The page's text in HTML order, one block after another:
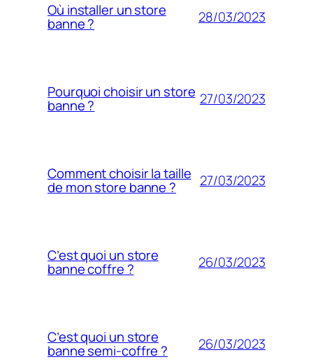
Où installer un store
banne ? 28/03/2023
Pourquoi choisir un store
banne ? 27/03/2023
Comment choisir la taille
de mon store banne ? 27/03/2023
C’est quoi un store
banne coffre ? 26/03/2023
C’est quoi un store
banne semi-coffre ? 26/03/2023